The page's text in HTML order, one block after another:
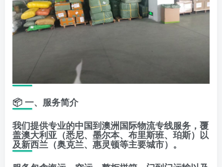
📦 一、服务简介
我们提供专业的中国到澳洲国际物流专线服务 ，覆
盖澳大利亚（悉尼、墨尔本、布里斯班、珀斯）以
及新西兰（奥克兰、惠灵顿等主要城市）。